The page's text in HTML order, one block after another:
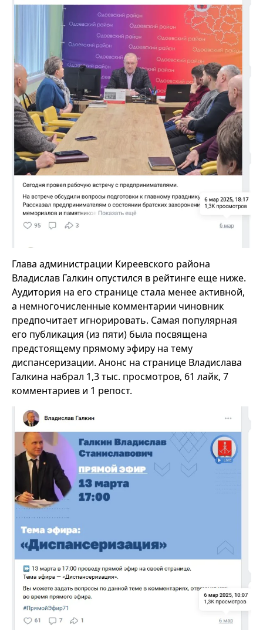
Глава администрации Киреевского района
Владислав Галкин опустился в рейтинге еще ниже.
Аудитория на его странице стала менее активной,
а немногочисленные комментарии чиновник
предпочитает игнорировать. Самая популярная
его публикация (из пяти) была посвящена
предстоящему прямому эфиру на тему
диспансеризации. Анонс на странице Владислава
Галкина набрал 1,3 тыс. просмотров, 61 лайк, 7
комментариев и 1 репост.